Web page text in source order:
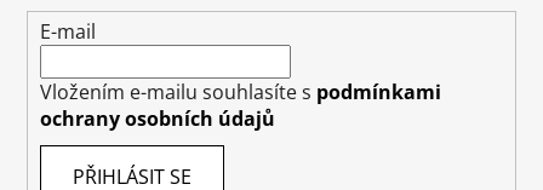
E-mail
Vložením e-mailu souhlasíte s podmínkami
ochrany osobních údajů
PŘIHLÁSIT SE